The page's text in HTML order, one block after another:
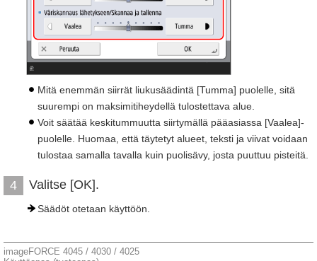
Mitä enemmän siirrät liukusäädintä [Tumma] puolelle, sitä
suurempi on maksimitiheydellä tulostettava alue.
Voit säätää keskitummuutta siirtymällä pääasiassa [Vaalea]-
puolelle. Huomaa, että täytetyt alueet, teksti ja viivat voidaan
tulostaa samalla tavalla kuin puolisävy, josta puuttuu pisteitä.
4 Valitse [OK].
Säädöt otetaan käyttöön.
imageFORCE 4045 / 4030 / 4025